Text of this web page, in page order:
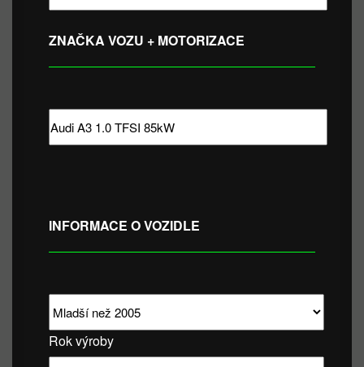
ZNAČKA VOZU + MOTORIZACE
INFORMACE O VOZIDLE
Rok výroby